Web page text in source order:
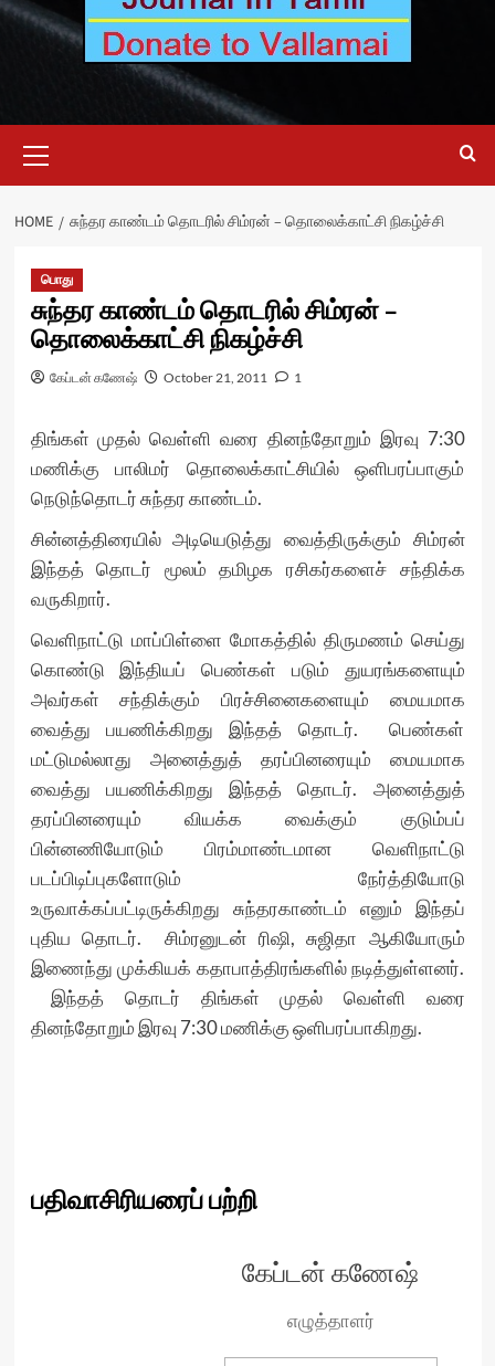
Menu
HOME சுந்தர காண்டம் தொடரில் சிம்ரன் – தொலைக்காட்சி நிகழ்ச்சி
பொது
சுந்தர காண்டம் தொடரில் சிம்ரன் –
தொலைக்காட்சி நிகழ்ச்சி
கேப்டன் கணேஷ் October 21, 2011 1
திங்கள் முதல் வெள்ளி வரை தினந்தோறும் இரவு 7:30
மணிக்கு பாலிமர் தொலைக்காட்சியில் ஒளிபரப்பாகும்
நெடுந்தொடர் சுந்தர காண்டம்.
சின்னத்திரையில் அடியெடுத்து வைத்திருக்கும் சிம்ரன்
இந்தத் தொடர் மூலம் தமிழக ரசிகர்களைச் சந்திக்க
வருகிறார்.
வெளிநாட்டு மாப்பிள்ளை மோகத்தில் திருமணம் செய்து
கொண்டு இந்தியப் பெண்கள் படும் துயரங்களையும்
அவர்கள் சந்திக்கும் பிரச்சினைகளையும் மையமாக
வைத்து பயணிக்கிறது இந்தத் தொடர். பெண்கள்
மட்டுமல்லாது அனைத்துத் தரப்பினரையும் மையமாக
வைத்து பயணிக்கிறது இந்தத் தொடர். அனைத்துத்
தரப்பினரையும் வியக்க வைக்கும் குடும்பப்
பின்னணியோடும் பிரம்மாண்டமான வெளிநாட்டு
படப்பிடிப்புகளோடும் நேர்த்தியோடு
உருவாக்கப்பட்டிருக்கிறது சுந்தரகாண்டம் எனும் இந்தப்
புதிய தொடர். சிம்ரனுடன் ரிஷி, சுஜிதா ஆகியோரும்
இணைந்து முக்கியக் கதாபாத்திரங்களில் நடித்துள்ளனர்.
இந்தத் தொடர் திங்கள் முதல் வெள்ளி வரை
தினந்தோறும் இரவு 7:30 மணிக்கு ஒளிபரப்பாகிறது.
பதிவாசிரியரைப் பற்றி
கேப்டன் கணேஷ்
எழுத்தாளர்